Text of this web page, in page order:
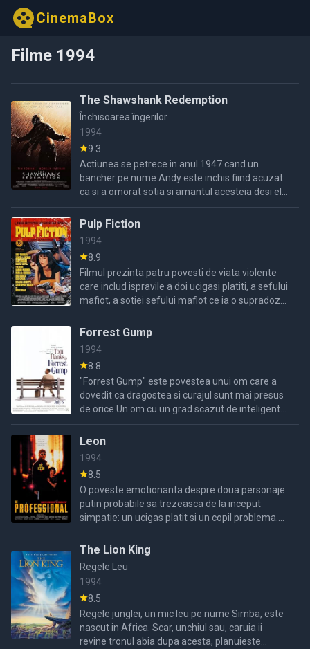
CinemaBox
Filme 1994
The Shawshank Redemption
Închisoarea îngerilor
1994
9.3
Actiunea se petrece in anul 1947 cand un
bancher pe nume Andy este inchis fiind acuzat
ca si a omorat sotia si amantul acesteia desi el
declarase ca nu este vinovat.In inchisoare il
Pulp Fiction
1994
8.9
Filmul prezinta patru povesti de viata violente
care includ ispravile a doi ucigasi platiti, a sefului
mafiot, a sotiei sefului mafiot ce ia o supradoza
de droguri, a unui boxer ce este somat sa ...
Forrest Gump
1994
8.8
"Forrest Gump" este povestea unui om care a
dovedit ca dragostea si curajul sunt mai presus
de orice.Un om cu un grad scazut de inteligenta
care incearca sa si invinga handicapul, se
Leon
1994
8.5
O poveste emotionanta despre doua personaje
putin probabile sa trezeasca de la inceput
simpatie: un ucigas platit si un copil problema.
Iata insa ca, multumita regizorului Luc Beson,
dar si a ...
The Lion King
Regele Leu
1994
8.5
Regele junglei, un mic leu pe nume Simba, este
nascut in Africa. Scar, unchiul sau, caruia ii
revine tronul abia dupa acesta, planuieste